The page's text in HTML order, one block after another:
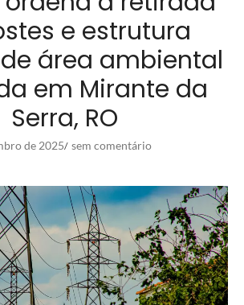
e estrutura
área ambiental
em Mirante da
Serra, RO
de 2025/ sem comentário